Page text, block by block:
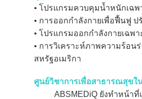
• โปรแกรมควบคุมน้ำหนักเฉ
• การออกกำลังกายเพื่อฟื้นฟู
• โปรแกรมออกกำลังกายเฉพ
• การวิเคราะห์ภาพความร้อน
สหรัฐอเมริกา
ศูนย์วิชาการเพื่อสาธารณสุขใ
ABSMEDiQ ยังทำหน้าที่เ